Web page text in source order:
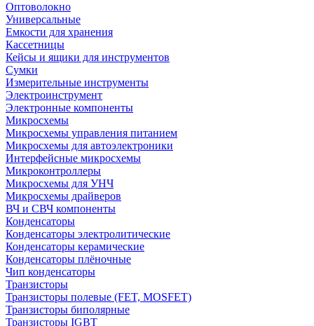
Оптоволокно
Универсальные
Емкости для хранения
Кассетницы
Кейсы и ящики для инструментов
Сумки
Измерительные инструменты
Электроинструмент
Электронные компоненты
Микросхемы
Микросхемы управления питанием
Микросхемы для автоэлектроники
Интерфейсные микросхемы
Микроконтроллеры
Микросхемы для УНЧ
Микросхемы драйверов
ВЧ и СВЧ компоненты
Конденсаторы
Конденсаторы электролитические
Конденсаторы керамические
Конденсаторы плёночные
Чип конденсаторы
Транзисторы
Транзисторы полевые (FET, MOSFET)
Транзисторы биполярные
Транзисторы IGBT